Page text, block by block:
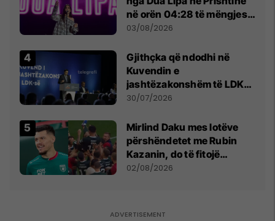
në orën 04:28 të mëngjesit
- dhe bota digjitale serbe
03/08/2026
Gjithçka që ndodhi në
Kuvendin e
jashtëzakonshëm të LDK-
së
30/07/2026
Mirlind Daku mes lotëve
përshëndetet me Rubin
Kazanin, do të fitojë
miliona te Spartak Moska
02/08/2026